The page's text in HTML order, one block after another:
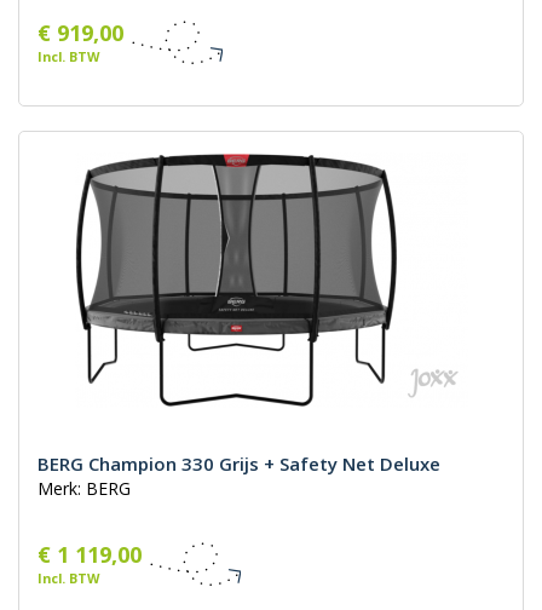
€ 919,00
Incl. BTW
BERG Champion 330 Grijs + Safety Net Deluxe
Merk: BERG
€ 1 119,00
Incl. BTW